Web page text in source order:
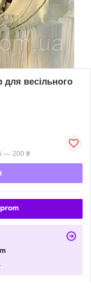
для весільного
— 200 ₴